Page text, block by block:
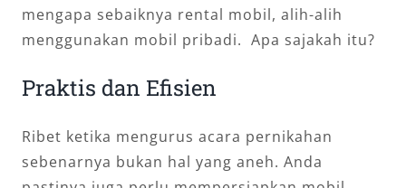
mengapa sebaiknya rental mobil, alih-alih
menggunakan mobil pribadi. Apa sajakah itu?
Praktis dan Efisien
Ribet ketika mengurus acara pernikahan
sebenarnya bukan hal yang aneh. Anda